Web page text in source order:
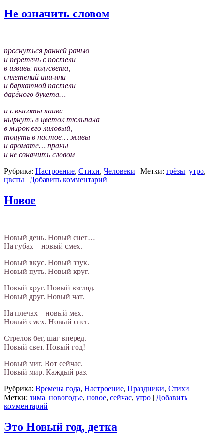
Не означить словом
проснуться ранней ранью
и перетечь с постели
в извивы полусвета,
сплетений ини-яни
и бархатной пастели
дарёного букета…
и с высоты наива
нырнуть в цветок тюльпана
в мирок его лиловый,
тонуть в настое… живы
и аромате… праны
и не означить словом
Рубрика: Настроение, Стихи, Человеки | Метки: грёзы, утро,
цветы | Добавить комментарий
Новое
Новый день. Новый снег…
На губах – новый смех.
Новый вкус. Новый звук.
Новый путь. Новый круг.
Новый круг. Новый взгляд.
Новый друг. Новый чат.
На плечах – новый мех.
Новый смех. Новый снег.
Стрелок бег, шаг вперед.
Новый свет. Новый год!
Новый миг. Вот сейчас.
Новый мир. Каждый раз.
Рубрика: Времена года, Настроение, Праздники, Стихи |
Метки: зима, новогодье, новое, сейчас, утро | Добавить
комментарий
Это Новый год, детка